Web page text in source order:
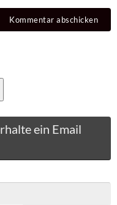
ein Email